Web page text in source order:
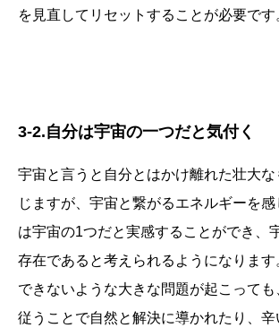
を見直してリセットすることが必要です
3-2.自分は宇宙の一つだと気付く
宇宙と言うと自分とはかけ離れた壮大
じますが、宇宙と繋がるエネルギーを
は宇宙の1つだと実感することができ、
存在であると考えられるようになりま
できないような大きな問題が起こって
従うことで自然と解決に導かれたり、辛